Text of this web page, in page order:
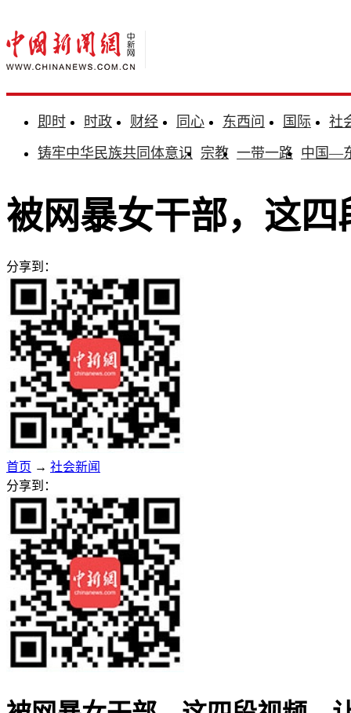
即时 时政 财经 同心 东西问 国际
社
铸牢中华民族共同体意识 宗教 一带一路 中国—
被网暴女干部，这
分享到：
首页 → 社会新闻
分享到：